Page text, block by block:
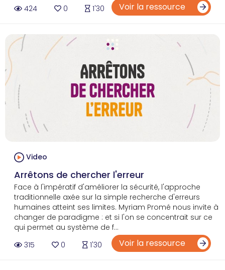
424
0 1'30 Voir la ressource
Video
Arrêtons de chercher l'erreur
Face à l'impératif d'améliorer la sécurité, l'approche
traditionnelle axée sur la simple recherche d'erreurs
humaines atteint ses limites. Myriam Promé nous invite à
changer de paradigme : et si l'on se concentrait sur ce
qui permet au système de f...
315
0 1'30 Voir la ressource